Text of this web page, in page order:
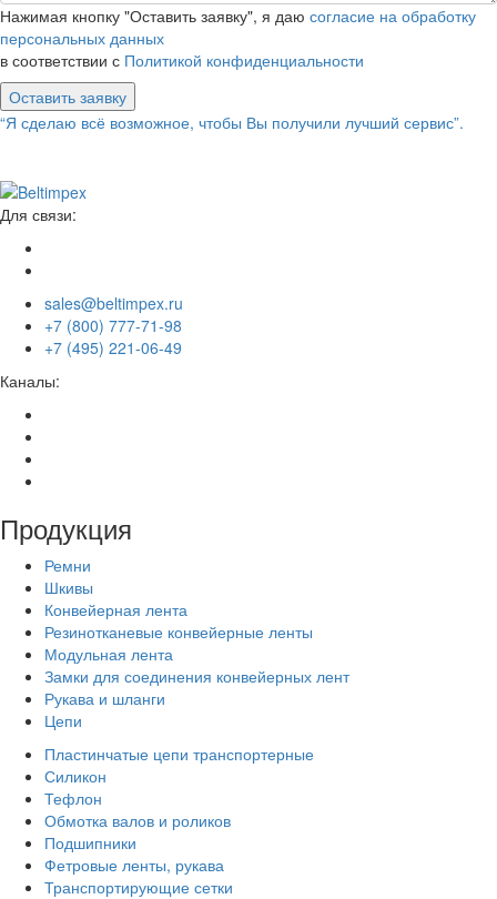
Нажимая кнопку "Оставить заявку", я даю согласие на обработку
персональных данных
в соответствии с Политикой конфиденциальности
Оставить заявку
“Я сделаю всё возможное, чтобы Вы получили лучший сервис”.
Для связи:
sales@beltimpex.ru
+7 (800) 777-71-98
+7 (495) 221-06-49
Каналы:
Продукция
Ремни
Шкивы
Конвейерная лента
Резинотканевые конвейерные ленты
Модульная лента
Замки для соединения конвейерных лент
Рукава и шланги
Цепи
Пластинчатые цепи транспортерные
Силикон
Тефлон
Обмотка валов и роликов
Подшипники
Фетровые ленты, рукава
Транспортирующие сетки